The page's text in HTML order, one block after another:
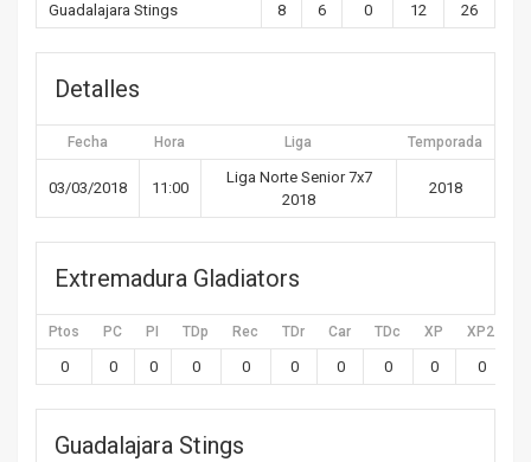
Guadalajara Stings
8 6 0 12 26
Detalles
Fecha Hora Liga Temporada
03/03/2018 11:00
Liga Norte Senior 7x7
2018
2018
Extremadura Gladiators
Ptos PC PI TDp Rec TDr Car TDc XP XP2
0 0 0 0 0 0 0 0 0 0
Guadalajara Stings